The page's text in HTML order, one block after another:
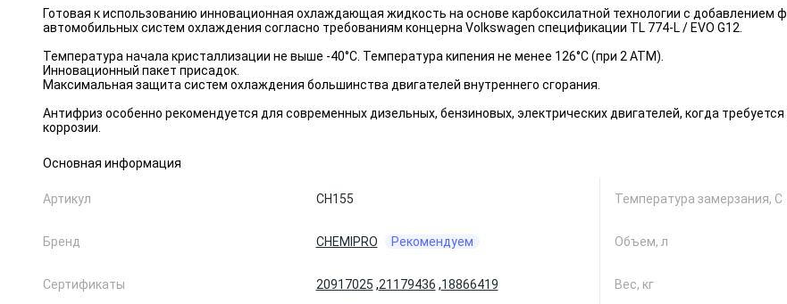
Готовая к использованию инновационная охлаждающая жидкость на основе карбоксилатной технологии с добавлением
автомобильных систем охлаждения согласно требованиям концерна Volkswagen спецификации TL 774-L / EVO G12.
Температура начала кристаллизации не выше -40°С. Температура кипения не менее 126°С (при 2 АТМ).
Инновационный пакет присадок.
Максимальная защита систем охлаждения большинства двигателей внутреннего сгорания.
Антифриз особенно рекомендуется для современных дизельных, бензиновых, электрических двигателей, когда
коррозии.
Основная информация
Артикул CH155
Бренд CHEMIPRO Рекомендуем
Сертификаты 20917025 ,21179436 ,18866419
Температура замерзания, С
Объем, л
Вес, кг